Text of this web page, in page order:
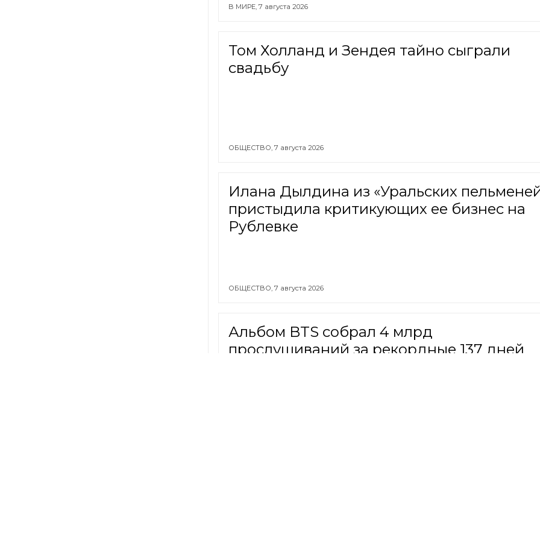
В МИРЕ, 7 августа 2026
Том Холланд и Зендея тайно сыграли
свадьбу
ОБЩЕСТВО, 7 августа 2026
Илана Дылдина из «Уральских
пристыдила критикующих ее бизнес на
Рублевке
ОБЩЕСТВО, 7 августа 2026
Альбом BTS собрал 4 млрд
прослушиваний за рекордные 137 дней